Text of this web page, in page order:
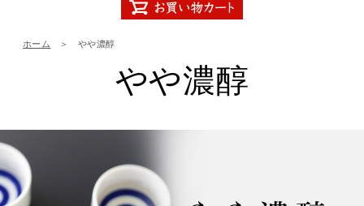
ホーム ＞ やや濃醇
やや濃醇